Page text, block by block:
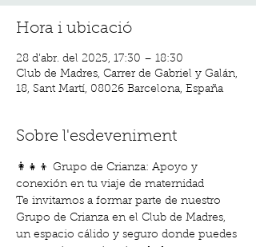
Hora i ubicació
28 d’abr. del 2025, 17:30 – 18:30
Club de Madres, Carrer de Gabriel y Galán,
18, Sant Martí, 08026 Barcelona, España
Sobre l'esdeveniment
👩‍👧‍👦 Grupo de Crianza: Apoyo y
conexión en tu viaje de maternidad
Te invitamos a formar parte de nuestro
Grupo de Crianza en el Club de Madres,
un espacio cálido y seguro donde puedes